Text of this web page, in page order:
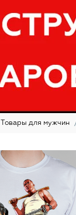
Товары для мужчин